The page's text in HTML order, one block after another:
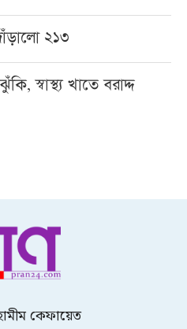
২১৩
স্বাস্থ্য খাতে বরাদ্দ
কেফায়েত